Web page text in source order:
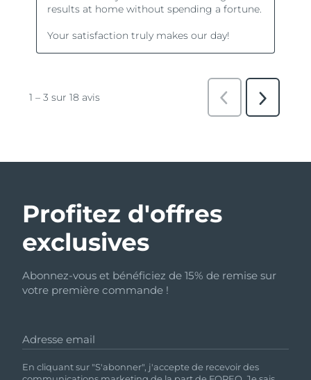
Profitez d'offres
exclusives
Abonnez-vous et bénéficiez de 15% de remise sur
votre première commande !
Adresse email
En cliquant sur "S'abonner", j'accepte de recevoir des